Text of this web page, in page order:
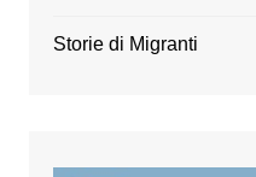
Storie di Migranti